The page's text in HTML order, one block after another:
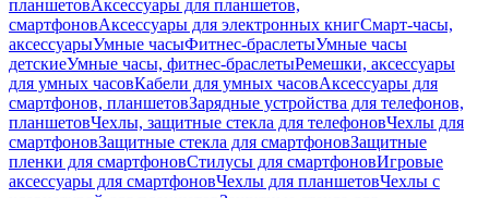
планшетовАксессуары для планшетов,
смартфоновАксессуары для электронных книгСмарт-часы,
аксессуарыУмные часыФитнес-браслетыУмные часы
детскиеУмные часы, фитнес-браслетыРемешки, аксессуары
для умных часовКабели для умных часовАксессуары для
смартфонов, планшетовЗарядные устройства для телефонов,
планшетовЧехлы, защитные стекла для телефоновЧехлы для
смартфоновЗащитные стекла для смартфоновЗащитные
пленки для смартфоновСтилусы для смартфоновИгровые
аксессуары для смартфоновЧехлы для планшетовЧехлы с